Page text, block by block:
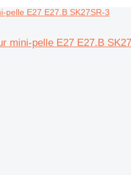
mini-pelle E27 E27.B